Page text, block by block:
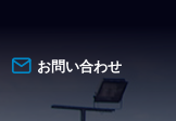
お問い合わせ